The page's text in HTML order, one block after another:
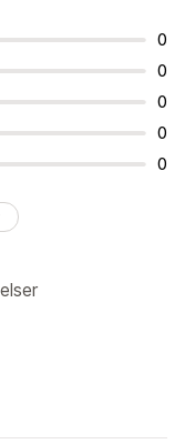
0
0
0
0
0